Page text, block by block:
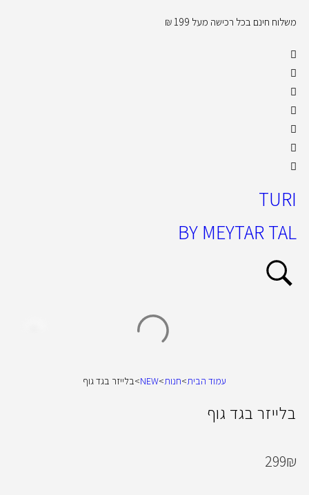
משלוח חינם בכל רכישה מעל 199 ₪
TURI
BY MEYTAR TAL
עמוד הבית>חנות>
NEW
>בלייזר בגד גוף
בלייזר בגד גוף
299₪